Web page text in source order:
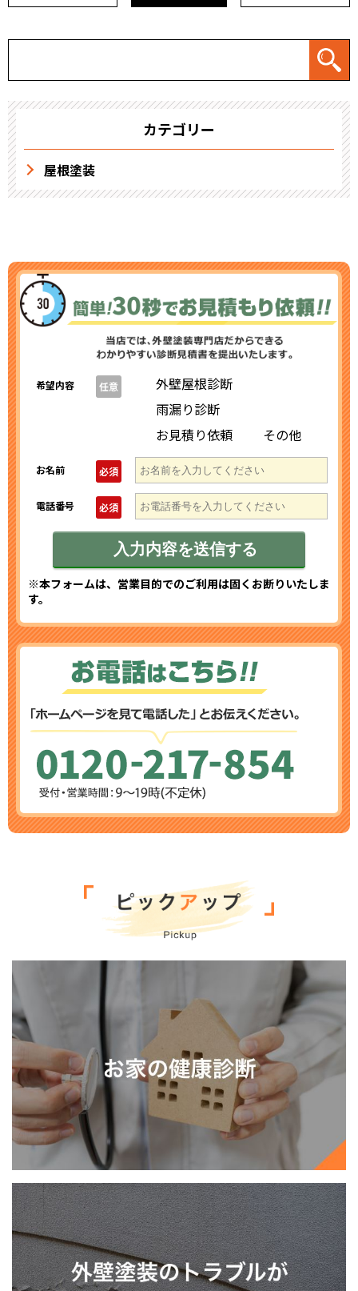
カテゴリー
屋根塗装
希望内容 任意
外壁屋根診断
雨漏り診断
お見積り依頼
その他
お名前 必須
電話番号 必須
※本フォームは、営業目的でのご利用は固くお断りいたしま
す。